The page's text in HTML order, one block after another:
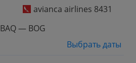
avianca airlines 8431
BAQ — BOG
Выбрать даты